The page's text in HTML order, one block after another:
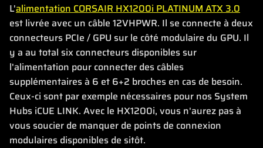
L'alimentation CORSAIR HX1200i PLATINUM ATX 3.0
est livrée avec un câble 12VHPWR. Il se connecte à deux
connecteurs PCIe / GPU sur le côté modulaire du GPU. Il
y a au total six connecteurs disponibles sur
l'alimentation pour connecter des câbles
supplémentaires à 6 et 6+2 broches en cas de besoin.
Ceux-ci sont par exemple nécessaires pour nos System
Hubs iCUE LINK. Avec le HX1200i, vous n'aurez pas à
vous soucier de manquer de points de connexion
modulaires disponibles de sitôt.